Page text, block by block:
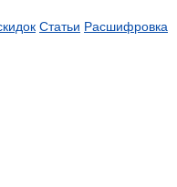
Статьи Расшифровка